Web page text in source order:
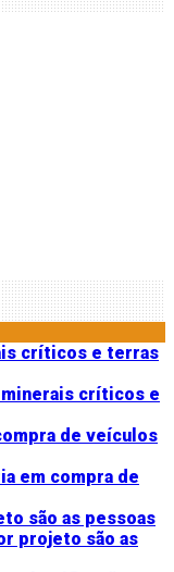
minerais críticos e
em compra de
projeto são as